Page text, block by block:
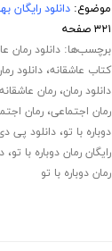
موضوع:دانلود رایگان
۳۲۱ صفحه
برچسب‌ها:دانلود رمان
کتاب عاشقانه،دانلود
دانلود رمان،رمان
رمان اجتماعی،رمان
دوباره با تو،دانلود پی
رایگان رمان دوباره با تو،
رمان دوباره با تو